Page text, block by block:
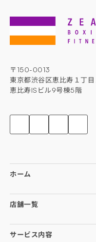
〒150-0013
東京都渋谷区恵比寿１丁目
恵比寿ISビル9号棟5階
ホーム
店舗一覧
サービス内容